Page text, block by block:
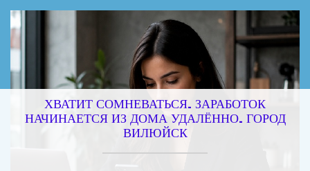
ХВАТИТ СОМНЕВАТЬСЯ. ЗАРАБОТОК
НАЧИНАЕТСЯ ИЗ ДОМА УДАЛЁННО. ГОРОД
ВИЛЮЙСК